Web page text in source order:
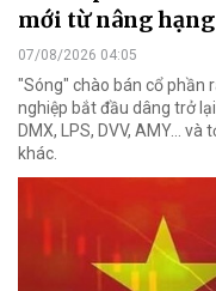
mới từ nâng
07/08/2026 04:05
"Sóng" chào bán cổ phần
nghiệp bắt đầu dâng trở
DMX, LPS, DVV, AMY...
khác.